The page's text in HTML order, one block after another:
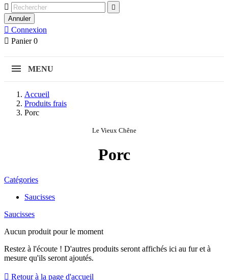


Annuler
 Connexion
 Panier 0
MENU
Accueil
Produits frais
Porc
Le Vieux Chêne
Porc
Catégories
Saucisses
Saucisses
Aucun produit pour le moment
Restez à l'écoute ! D'autres produits seront affichés ici au fur et à
mesure qu'ils seront ajoutés.
 Retour à la page d'accueil